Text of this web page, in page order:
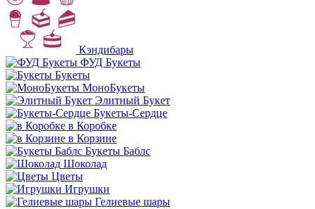
Кэндибары
ФУД Букеты
Букеты
МоноБукеты
Элитный Букет
Букеты-Сердце
в Коробке
в Корзине
Букеты Баблс
Шоколад
Цветы
Игрушки
Гелиевые шары